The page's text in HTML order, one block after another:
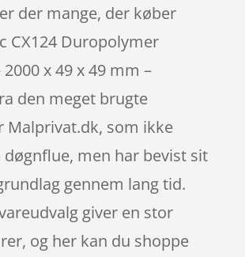
der mange, der køber
CX124 Duropolymer
x 49 x 49 mm –
den meget brugte
Malprivat.dk, som ikke
døgnflue, men har bevist sit
gennem lang tid.
giver en stor
og her kan du shoppe